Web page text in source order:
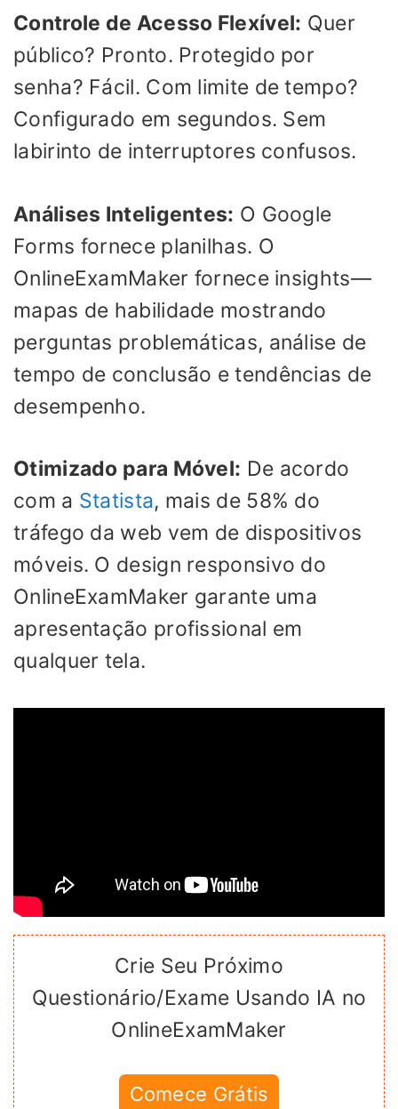
Controle de Acesso Flexível: Quer
público? Pronto. Protegido por
senha? Fácil. Com limite de tempo?
Configurado em segundos. Sem
labirinto de interruptores confusos.
Análises Inteligentes: O Google
Forms fornece planilhas. O
OnlineExamMaker fornece insights—
mapas de habilidade mostrando
perguntas problemáticas, análise de
tempo de conclusão e tendências de
desempenho.
Otimizado para Móvel: De acordo
com a Statista, mais de 58% do
tráfego da web vem de dispositivos
móveis. O design responsivo do
OnlineExamMaker garante uma
apresentação profissional em
qualquer tela.
Crie Seu Próximo
Questionário/Exame Usando IA no
OnlineExamMaker
Comece Grátis